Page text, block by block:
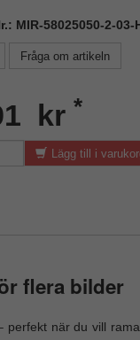
MIR-58025050-2-03-
Fråga om artikeln
kr *
Lägg till i
flera bilder
när du vill